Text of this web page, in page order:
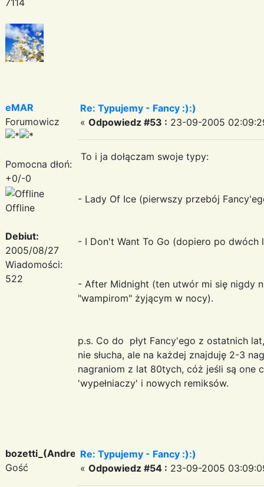
eMAR
Forumowicz
Pomocna dłoń:
+0/-0
Offline
Debiut:
2005/08/27
Wiadomości:
522
Re: Typujemy - Fancy :):)
« Odpowiedz #53 : 23-09-2005
To i ja dołączam swoje typy:
- Lady Of Ice (pierwszy przebój
- I Don't Want To Go (dopiero po dwóch
- After Midnight (ten utwór mi się nigdy
"wampirom" żyjącym w nocy).
p.s. Co do płyt Fancy'ego z ostatnich
nie słucha, ale na każdej znajduję 2-3
nagraniom z lat 80tych, cóż jeśli są one
'wypełniaczy' i nowych remiksów.
bozetti_(Andreas)
Gość
Re: Typujemy - Fancy :):)
« Odpowiedz #54 : 23-09-2005